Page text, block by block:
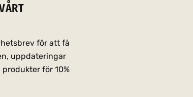
för att få
uppdateringar
för 10%